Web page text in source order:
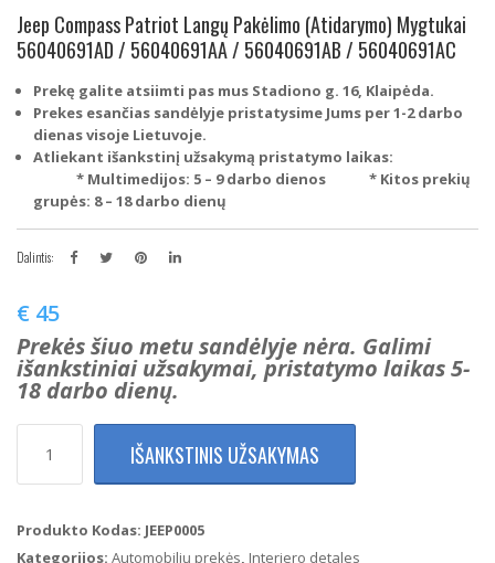
Jeep Compass Patriot Langų Pakėlimo (Atidarymo) Mygtukai
56040691AD / 56040691AA / 56040691AB / 56040691AC
Prekę galite atsiimti pas mus Stadiono g. 16, Klaipėda.
Prekes esančias sandėlyje pristatysime Jums per 1-2 darbo
dienas visoje Lietuvoje.
Atliekant išankstinį užsakymą pristatymo laikas:
* Multimedijos: 5 – 9 darbo dienos * Kitos prekių
grupės: 8 – 18 darbo dienų
Dalintis:
€ 45
Prekės šiuo metu sandėlyje nėra. Galimi
išankstiniai užsakymai, pristatymo laikas 5-
18 darbo dienų.
kiekis:
Patriot
IŠANKSTINIS UŽSAKYMAS
Produkto Kodas: JEEP0005
Kategorijos: Automobilių prekės, Interjero detales